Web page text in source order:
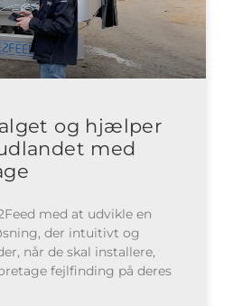
og hjælper
med
med at udvikle en
der intuitivt og
når de skal installere,
fejlfinding på deres